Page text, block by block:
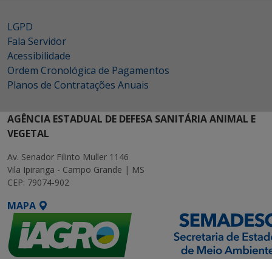
LGPD
Fala Servidor
Acessibilidade
Ordem Cronológica de Pagamentos
Planos de Contratações Anuais
AGÊNCIA ESTADUAL DE DEFESA SANITÁRIA ANIMAL E
VEGETAL
Av. Senador Filinto Muller 1146
Vila Ipiranga - Campo Grande | MS
CEP: 79074-902
MAPA